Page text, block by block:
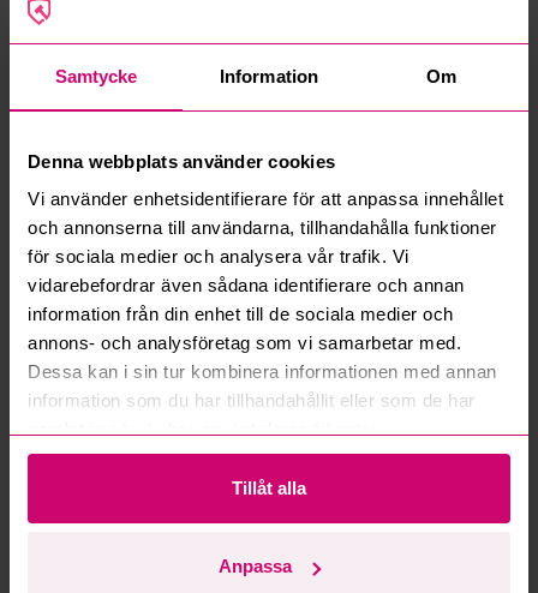
Samtycke Information Om
Denna webbplats använder cookies
Vi använder enhetsidentifierare för att anpassa innehållet
och annonserna till användarna, tillhandahålla funktioner
för sociala medier och analysera vår trafik. Vi
vidarebefordrar även sådana identifierare och annan
information från din enhet till de sociala medier och
annons- och analysföretag som vi samarbetar med.
Dessa kan i sin tur kombinera informationen med annan
information som du har tillhandahållit eller som de har
Tillåt alla
Anpassa
TAKDUSCH CAMARGUE
SAMSØ KORSBÆK
MÄSSING
Tvättställsblandare
Nortiq, Seattle Krom
Bromma 3d 14h
BADRUMSMÖBEL NORTIQ
BERGAMO VIT MATT 60
800 kr ·17 bud
Oanvänd
Bromma
BADRUMSMÖBEL NORTIQ
BERGAMO VIT MATT 60
350 kr ·7 bud
Oanvänd